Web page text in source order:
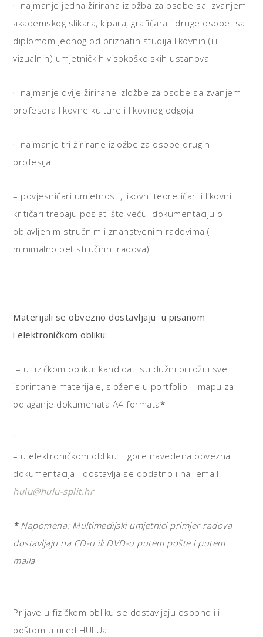
· najmanje jedna žirirana izložba za osobe sa zvanjem
akademskog slikara, kipara, grafičara i druge osobe sa
diplomom jednog od priznatih studija likovnih (ili
vizualnih) umjetničkih visokoškolskih ustanova
· najmanje dvije žirirane izložbe za osobe sa zvanjem
profesora likovne kulture i likovnog odgoja
· najmanje tri žirirane izložbe za osobe drugih
profesija
– povjesničari umjetnosti, likovni teoretičari i likovni
kritičari trebaju poslati što veću dokumentaciju o
objavljenim stručnim i znanstvenim radovima (
minimalno pet stručnih radova)
Materijali se obvezno dostavljaju u pisanom
i elektroničkom obliku:
– u fizičkom obliku: kandidati su dužni priložiti sve
isprintane materijale, složene u portfolio – mapu za
odlaganje dokumenata A4 formata*
i
– u elektroničkom obliku: gore navedena obvezna
dokumentacija dostavlja se dodatno i na email
hulu@hulu-split.hr
*Napomena: Multimedijski umjetnici primjer radova
dostavljaju na CD-u ili DVD-u putem pošte i putem
maila
Prijave u fizičkom obliku se dostavljaju osobno ili
poštom u ured HULUa: